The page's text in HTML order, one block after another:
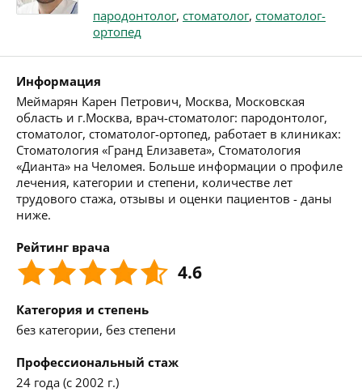
пародонтолог, стоматолог, стоматолог-
ортопед
Информация
Меймарян Карен Петрович, Москва, Московская
область и г.Москва, врач-стоматолог: пародонтолог,
стоматолог, стоматолог-ортопед, работает в клиниках:
Стоматология «Гранд Елизавета», Стоматология
«Дианта» на Челомея. Больше информации о профиле
лечения, категории и степени, количестве лет
трудового стажа, отзывы и оценки пациентов - даны
ниже.
Рейтинг врача
4.6
Категория и степень
без категории, без степени
Профессиональный стаж
24 года (с 2002 г.)